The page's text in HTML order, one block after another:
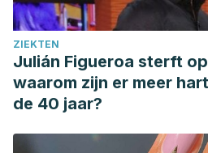
ZIEKTEN
Julián Figueroa sterft
waarom zijn er meer
de 40 jaar?